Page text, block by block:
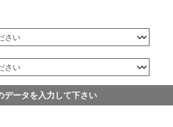
データを入力して下さい